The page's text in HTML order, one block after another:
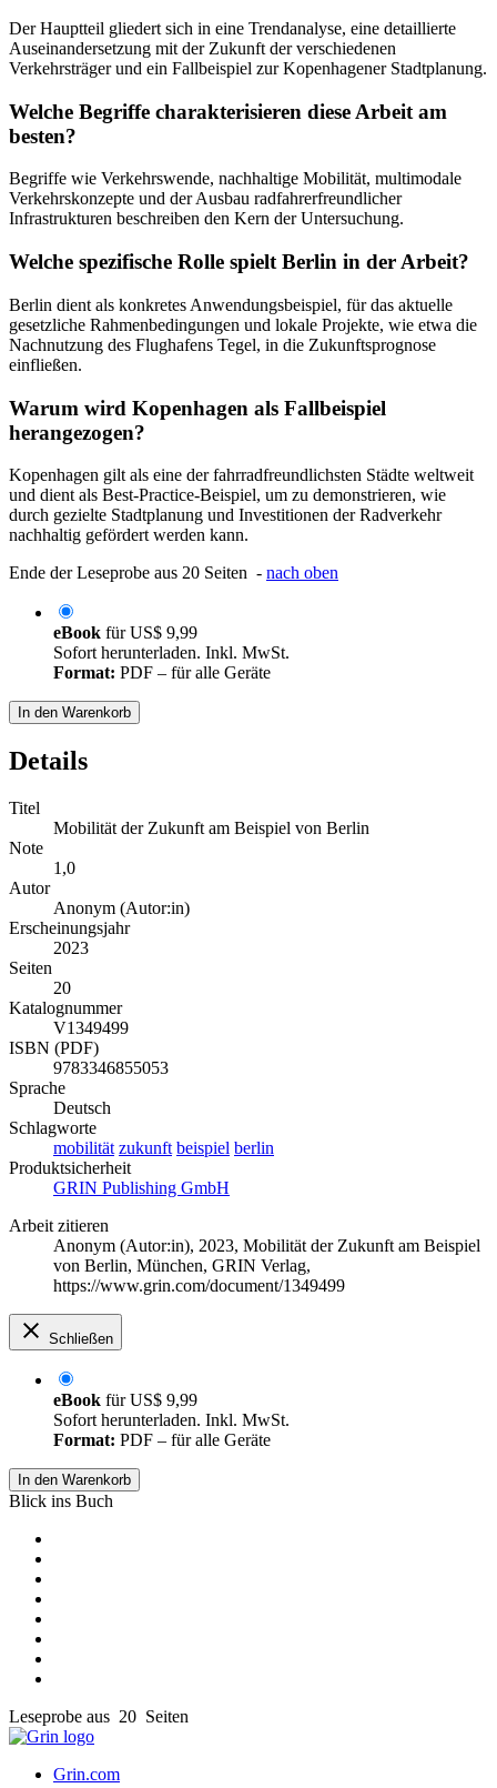
Der Hauptteil gliedert sich in eine Trendanalyse, eine detaillierte
Auseinandersetzung mit der Zukunft der verschiedenen
Verkehrsträger und ein Fallbeispiel zur Kopenhagener Stadtplanung.
Welche Begriffe charakterisieren diese Arbeit am
besten?
Begriffe wie Verkehrswende, nachhaltige Mobilität, multimodale
Verkehrskonzepte und der Ausbau radfahrerfreundlicher
Infrastrukturen beschreiben den Kern der Untersuchung.
Welche spezifische Rolle spielt Berlin in der Arbeit?
Berlin dient als konkretes Anwendungsbeispiel, für das aktuelle
gesetzliche Rahmenbedingungen und lokale Projekte, wie etwa die
Nachnutzung des Flughafens Tegel, in die Zukunftsprognose
einfließen.
Warum wird Kopenhagen als Fallbeispiel
herangezogen?
Kopenhagen gilt als eine der fahrradfreundlichsten Städte weltweit
und dient als Best-Practice-Beispiel, um zu demonstrieren, wie
durch gezielte Stadtplanung und Investitionen der Radverkehr
nachhaltig gefördert werden kann.
Ende der Leseprobe aus 20 Seiten - nach oben
eBook fürUS$ 9,99
Sofort herunterladen. Inkl. MwSt.
Format: PDF – für alle Geräte
In den Warenkorb
Details
Titel
Mobilität der Zukunft am Beispiel von Berlin
Note
1,0
Autor
Anonym (Autor:in)
Erscheinungsjahr
2023
Seiten
20
Katalognummer
V1349499
ISBN (PDF)
9783346855053
Sprache
Deutsch
Schlagworte
mobilität zukunft beispiel berlin
Produktsicherheit
GRIN Publishing GmbH
Arbeit zitieren
Anonym (Autor:in), 2023, Mobilität der Zukunft am Beispiel
von Berlin, München, GRIN Verlag,
https://www.grin.com/document/1349499
Schließen
eBook fürUS$ 9,99
Sofort herunterladen. Inkl. MwSt.
Format: PDF – für alle Geräte
In den Warenkorb
Blick ins Buch